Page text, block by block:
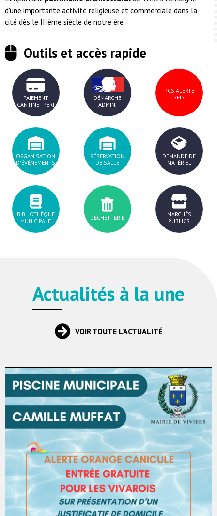
d'une importante activité religieuse et commerciale dans la
cité dès le IIIème siècle de notre ère.
Outils et accès rapide
PAIEMENT
CANTINE - PÉRI
DÉMARCHE
ADMIN.
PCS ALERTE
SMS
ORGANISATION
D'ÉVÉNEMENTS
RÉSERVATION
DE SALLE
DEMANDE DE
MATÉRIEL
BIBLIOTHÈQUE
MUNICIPALE
DÉCHETTERIE
MARCHÉS
PUBLICS
Actualités à la une
VOIR TOUTE L'ACTUALITÉ